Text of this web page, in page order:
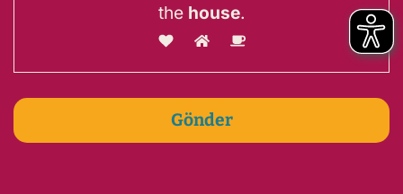
thehouse.